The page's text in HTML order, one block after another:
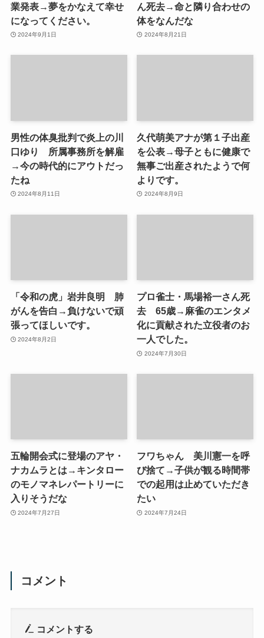
業発表→夢をかなえて幸せ
になってください。
2024年9月1日
ん死去→命と隣り合わせの
体をなんだな
2024年8月21日
男性の体臭批判で炎上の川
口ゆり 所属事務所を解雇
→今の時代的にアウトだっ
たね
2024年8月11日
久代萌美アナが第１子出産
を公表→母子ともに健康で
無事ご出産されたようで何
よりです。
2024年8月9日
「令和の虎」岩井良明 肺
がんを告白→負けないで頑
張ってほしいです。
2024年8月2日
プロ雀士・馬場裕一さん死
去 65歳→麻雀のエンタメ
化に貢献された立役者のお
一人でした。
2024年7月30日
五輪開会式に登場のアヤ・
ナカムラとは→キンタロー
のモノマネレパートリーに
入りそうだな
2024年7月27日
フワちゃん 美川憲一を呼
び捨て→子供が観る時間帯
での起用は止めていただき
たい
2024年7月24日
コメント
コメントする